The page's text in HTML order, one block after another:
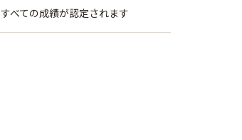
すべての成績が認定されます